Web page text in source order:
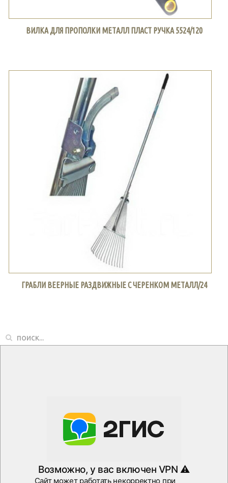
ВИЛКА ДЛЯ ПРОПОЛКИ МЕТАЛЛ ПЛАСТ РУЧКА 5524/120
ГРАБЛИ ВЕЕРНЫЕ РАЗДВИЖНЫЕ С ЧЕРЕНКОМ МЕТАЛЛ/24